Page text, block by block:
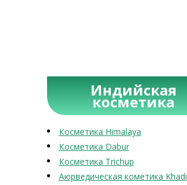
Индийская
косметика
Косметика Himalaya
Косметика Dabur
Косметика Trichup
Аюрведическая кометика Khadi